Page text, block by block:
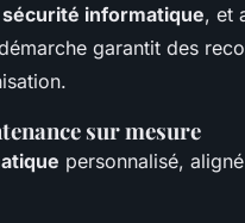
sécurité informatique, et
garantit des
sur mesure
personnalisé,